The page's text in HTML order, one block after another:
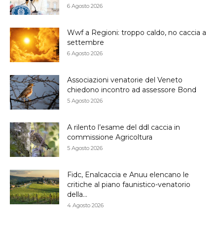
6 Agosto 2026
Wwf a Regioni: troppo caldo, no caccia a
settembre
6 Agosto 2026
Associazioni venatorie del Veneto
chiedono incontro ad assessore Bond
5 Agosto 2026
A rilento l’esame del ddl caccia in
commissione Agricoltura
5 Agosto 2026
Fidc, Enalcaccia e Anuu elencano le
critiche al piano faunistico-venatorio
della...
4 Agosto 2026